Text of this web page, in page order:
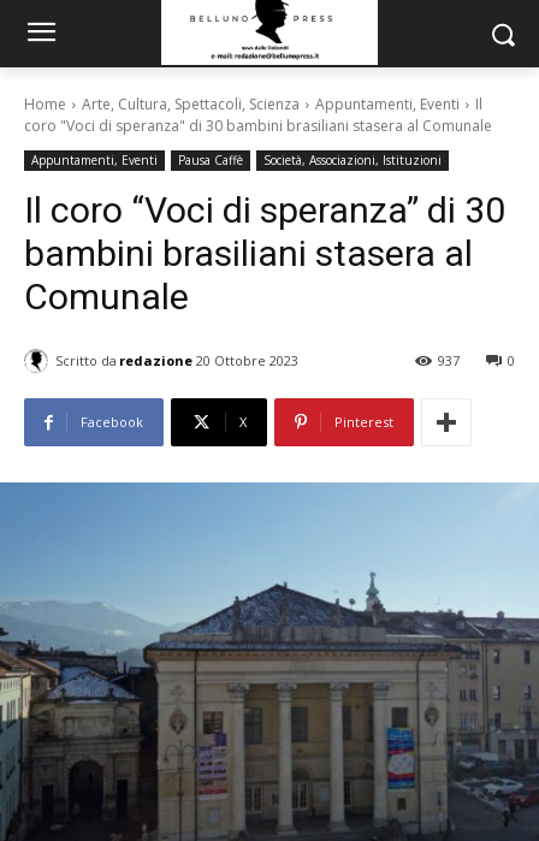
Home Arte, Cultura, Spettacoli, Scienza Appuntamenti, Eventi
Il
coro "Voci di speranza" di 30 bambini brasiliani stasera al Comunale
Appuntamenti, Eventi Pausa Caffè Società, Associazioni, Istituzioni
Il coro “Voci di speranza” di 30
bambini brasiliani stasera al
Comunale
Scritto da redazione 20 Ottobre 2023 0
937
Facebook X Pinterest